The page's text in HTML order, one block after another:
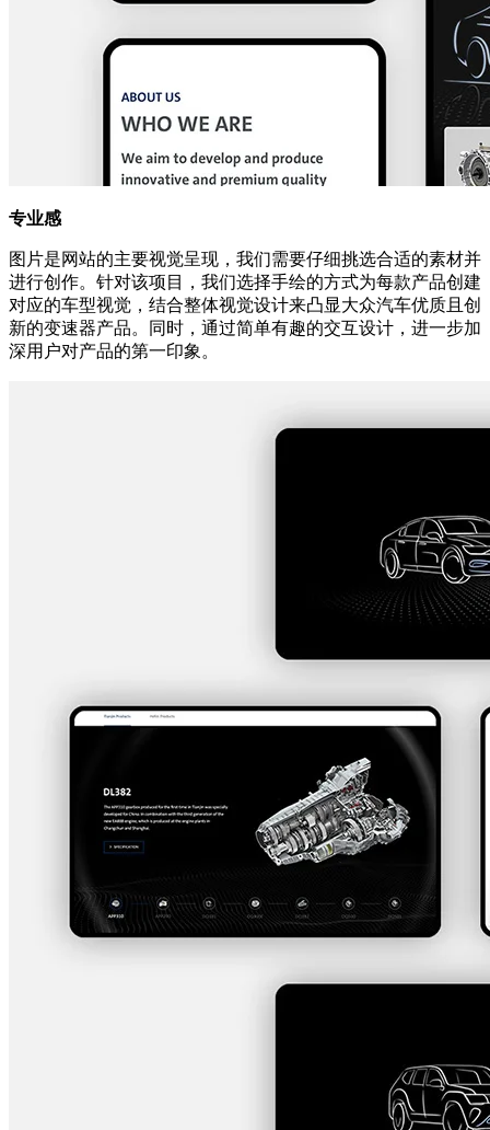
专业感
图片是网站的主要视觉呈现，我们需要仔细挑选合适的素材并
进行创作。针对该项目，我们选择手绘的方式为每款产品创建
对应的车型视觉，结合整体视觉设计来凸显大众汽车优质且创
新的变速器产品。同时，通过简单有趣的交互设计，进一步加
深用户对产品的第一印象。